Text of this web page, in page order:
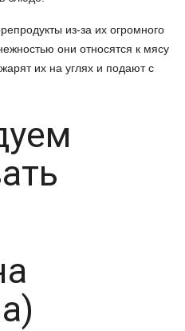
из-за их огромного
они относятся к мясу
их на углях и подают с